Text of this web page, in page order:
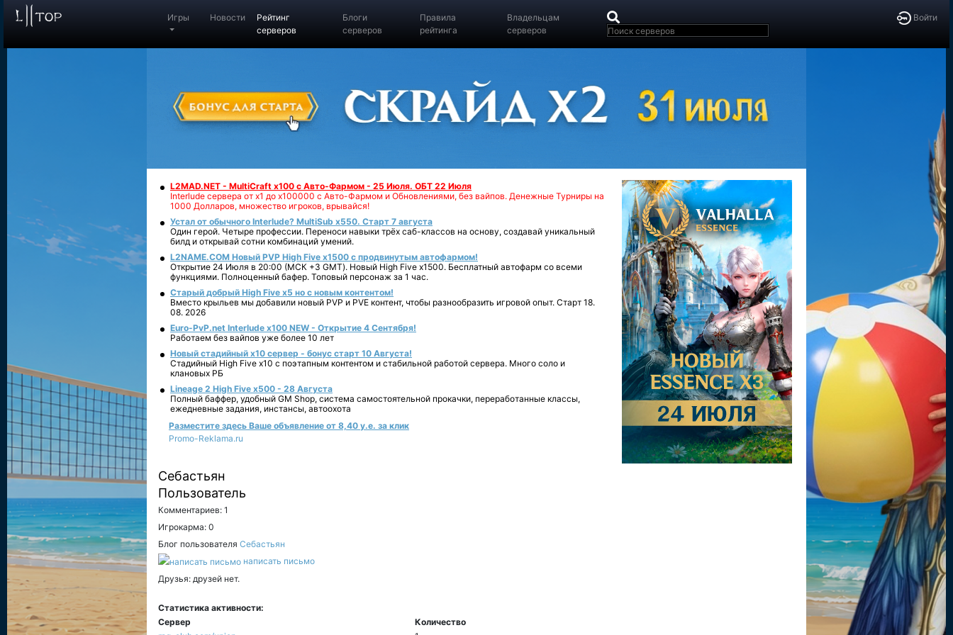
Войти
Игры Новости
Рейтинг
серверов
Блоги
серверов
Правила
рейтинга
Владельцам
серверов
L2MAD.NET - MultiCraft x100 с Авто-Фармом - 25 Июля. ОБТ 22 Июля
Interlude сервера от х1 до х100000 с Авто-Фармом и Обновлениями, без вайпов. Денежные Турниры на
1000 Долларов, множество игроков, врывайся!
Устал от обычного Interlude? MultiSub x550. Старт 7 августа
Один герой. Четыре профессии. Переноси навыки трёх саб-классов на основу, создавай уникальный
билд и открывай сотни комбинаций умений.
L2NAME.COM Новый PVP High Five x1500 с продвинутым автофармом!
Открытие 24 Июля в 20:00 (МСК +3 GMT). Новый High Five x1500. Бесплатный автофарм со всеми
функциями. Полноценный бафер. Топовый персонаж за 1 час.
Старый добрый High Five x5 но с новым контентом!
Вместо крыльев мы добавили новый PVP и PVE контент, чтобы разнообразить игровой опыт. Старт 18.
08. 2026
Euro-PvP.net Interlude х100 NEW - Открытие 4 Сентября!
Работаем без вайпов уже более 10 лет
Новый стадийный х10 сервер - бонус старт 10 Августа!
Стадийный High Five x10 с поэтапным контентом и стабильной работой сервера. Много соло и
клановых РБ
Lineage 2 High Five x500 - 28 Августа
Полный баффер, удобный GM Shop, система самостоятельной прокачки, переработанные классы,
ежедневные задания, инстансы, автоохота
Разместите здесь Ваше объявление от 8,40 у.е. за клик
Promo-Reklama.ru
Себастьян
Пользователь
Комментариев: 1
Игрокарма: 0
Блог пользователя Себастьян
написать письмо
Друзья: друзей нет.
Статистика активности:
Сервер
Количество